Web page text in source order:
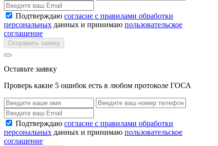
Подтверждаю согласие с правилами обработки
персональных данных и принимаю пользовательское
соглашение
Отправить заявку
Оставьте заявку
Проверь какие 5 ошибок есть в любом протоколе ГОСА
Подтверждаю согласие с правилами обработки
персональных данных и принимаю пользовательское
соглашение